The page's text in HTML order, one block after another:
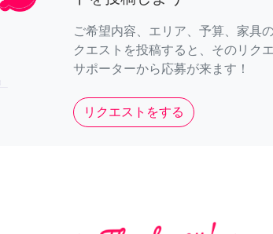
ご希望内容、エリア、予算、家具
クエストを投稿すると、そのリク
サポーターから応募が来ます！
リクエストをする